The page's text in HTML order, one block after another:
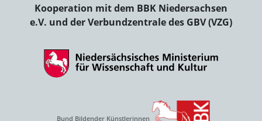
Kooperation mit dem BBK Niedersachsen
e.V. und der Verbundzentrale des GBV (VZG)
Bund Bildender Künstlerinnen